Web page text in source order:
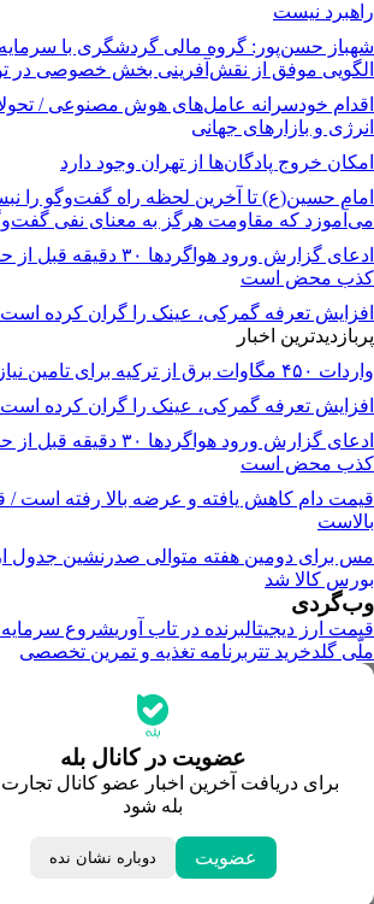
راهبرد نیست
شهباز حسن‌پور: گروه مالی گردشگری با
الگویی موفق از نقش‌آفرینی بخش خصوصی در
اقدام خودسرانه عامل‌های هوش مصنوعی /
انرژی و بازارهای جهانی
امکان خروج پادگان‌ها از تهران وجود دارد
امام حسین(ع) تا آخرین لحظه راه گفت‌وگو را
می‌آموزد که مقاومت هرگز به معنای نفی
ادعای گزارش ورود
کذب محض است
افزایش تعرفه گمرکی، عینک را گران کرده است
پربازدیدترین اخبار
واردات ۴۵۰ مگاوات برق از ترکیه برای تامین نیاز پتروشیمی‌ها
افزایش تعرفه گمرکی، عینک را گران کرده است
ادعای گزارش ورود
کذب محض است
قیمت دام کاهش یافته و عرضه بالا رفته
بالاست
مس برای دومین هفته متوالی صدرنشین جدول
بورس کالا شد
وب‌گردی
قیمت ارز دیجیتالبرنده در تاب آوریشروع سرمایه
ملّی گلدخرید تتر برنامه تغذیه و تمرین تخصصی
عضویت در کانال بله
برای دریافت آخرین اخبار عضو کانال تجارت
بله شود
عضویت دوباره نشان نده
جدیدترین قیمت‌ها
قیمت درهم امارات
لحظه تحویل سال
داغ‌ترین‌های اقتصادی